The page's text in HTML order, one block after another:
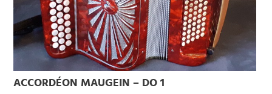
ACCORDÉON MAUGEIN – DO 1